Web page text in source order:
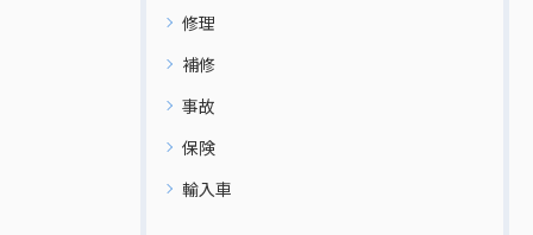
修理
補修
事故
保険
輸入車